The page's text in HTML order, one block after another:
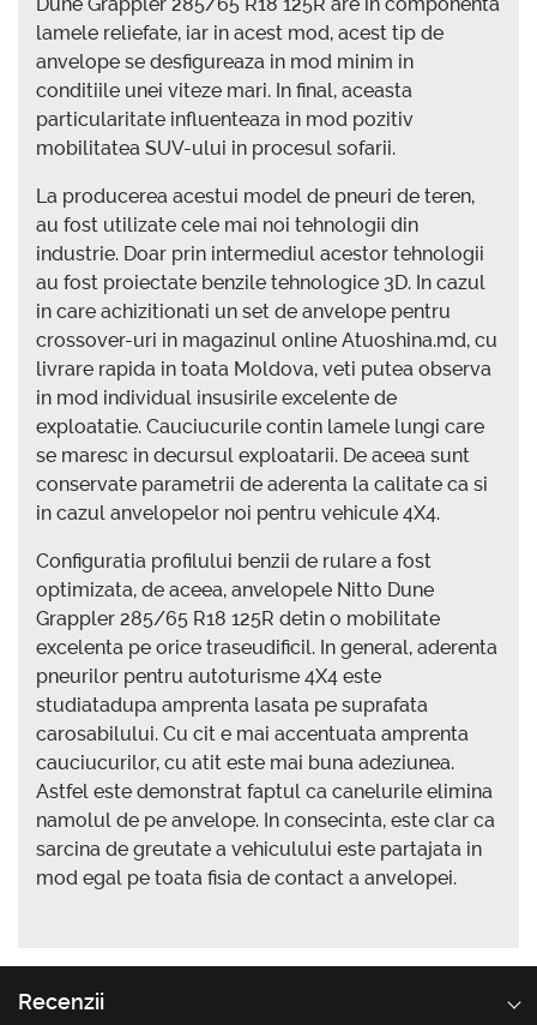
lamele reliefate, iar in acest mod, acest tip de
anvelope se desfigureaza in mod minim in
conditiile unei viteze mari. In final, aceasta
particularitate influenteaza in mod pozitiv
mobilitatea SUV-ului in procesul sofarii.
La producerea acestui model de pneuri de teren,
au fost utilizate cele mai noi tehnologii din
industrie. Doar prin intermediul acestor tehnologii
au fost proiectate benzile tehnologice 3D. In cazul
in care achizitionati un set de anvelope pentru
crossover-uri in magazinul online Atuoshina.md, cu
livrare rapida in toata Moldova, veti putea observa
in mod individual insusirile excelente de
exploatatie. Cauciucurile contin lamele lungi care
se maresc in decursul exploatarii. De aceea sunt
conservate parametrii de aderenta la calitate ca si
in cazul anvelopelor noi pentru vehicule 4X4.
Configuratia profilului benzii de rulare a fost
optimizata, de aceea, anvelopele Nitto Dune
Grappler 285/65 R18 125R detin o mobilitate
excelenta pe orice traseudificil. In general, aderenta
pneurilor pentru autoturisme 4X4 este
studiatadupa amprenta lasata pe suprafata
carosabilului. Cu cit e mai accentuata amprenta
cauciucurilor, cu atit este mai buna adeziunea.
Astfel este demonstrat faptul ca canelurile elimina
namolul de pe anvelope. In consecinta, este clar ca
sarcina de greutate a vehiculului este partajata in
mod egal pe toata fisia de contact a anvelopei.
Recenzii